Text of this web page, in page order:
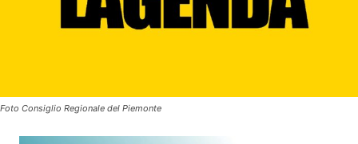
Foto Consiglio Regionale del Piemonte